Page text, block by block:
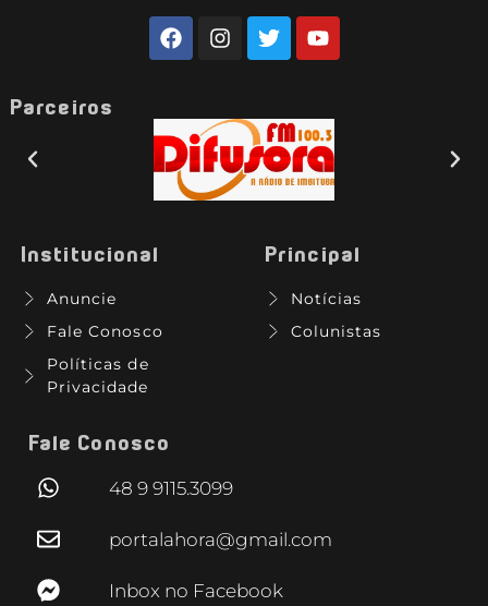
Parceiros
Institucional
Anuncie
Fale Conosco
Políticas de
Privacidade
Principal
Notícias
Colunistas
Fale Conosco
48 9 9115.3099
portalahora@gmail.com
Inbox no Facebook